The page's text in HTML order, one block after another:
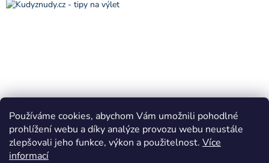
Používáme cookies, abychom Vám umožnili pohodlné
prohlížení webu a díky analýze provozu webu neustále
zlepšovali jeho funkce, výkon a použitelnost. Více
informací